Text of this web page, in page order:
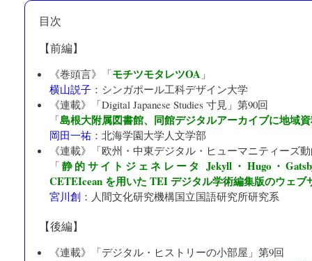
目次
【前編】
《巻頭言》「モチツモタレツOA 」
横山説子 ： シンガポール工科デザイン大学
《連載》「Digital Japanese Studies 寸見 」第90回
「島根大附属図書館、同館デジタルアーカイブに地域
岡田一祐 ： 北海学園大学人文学部
《連載》「欧州・中東デジタル・ヒューマニティーズ
「静的サイトジェネレータ Jekyll・Hugo・
CETEIcean を用いた TEI デジタル学術編集版のウェブ
宮川創 ： 人間文化研究機構国立国語研究所研究系
【後編】
《連載》「デジタル・ヒストリーの小部屋 」第9回